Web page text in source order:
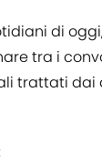
di
tra i
trattati